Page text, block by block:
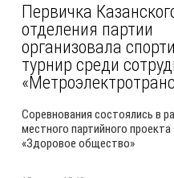
Первичка
отделения партии
организовала
турнир среди
Соревнования состоялись в
местного партийного проекта
«Здоровое общество»